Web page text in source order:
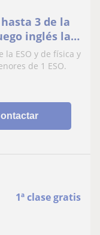
3 de la
inglés las
la ESO y de física y
de 1 ESO.
1ª clase gratis